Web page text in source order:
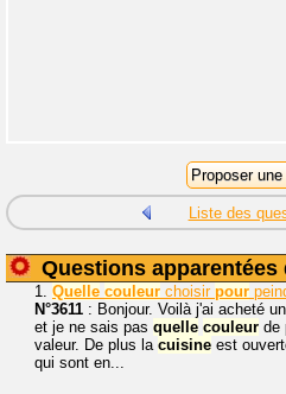
Liste des
Questions
1. Quelle couleur choisir pour
N°3611 : Bonjour. Voilà j'ai acheté
et je ne sais pas quelle couleur de
valeur. De plus la cuisine est
qui sont en...